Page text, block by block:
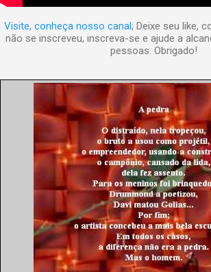
Visite, conheça nosso canal; Deixe seu like,
não se inscreveu, inscreva-se e ajude a
pessoas. Obrigado!